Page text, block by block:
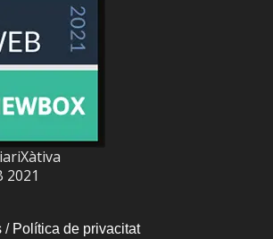
2021
/ Política de privacitat